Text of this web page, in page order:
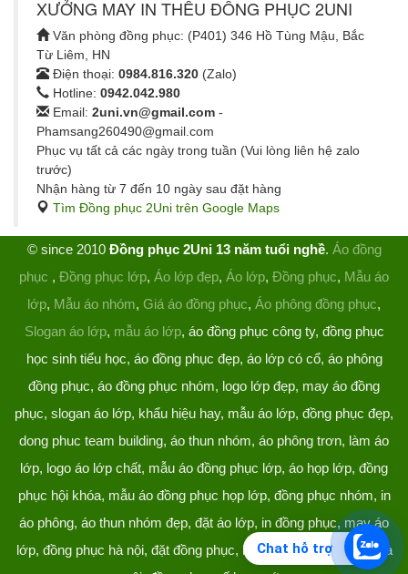
Chat hỗ trợ
XƯỞNG MAY IN THÊU ĐỒNG PHỤC 2UNI
Văn phòng đồng phục: (P401) 346 Hồ Tùng Mậu, Bắc
Từ Liêm, HN
Điện thoại: 0984.816.320 (Zalo)
Hotline: 0942.042.980
Email: 2uni.vn@gmail.com -
Phamsang260490@gmail.com
Phục vụ tất cả các ngày trong tuần (Vui lòng liên hệ zalo
trước)
Nhận hàng từ 7 đến 10 ngày sau đặt hàng
Tìm Đồng phục 2Uni trên Google Maps
© since 2010 Đồng phục 2Uni 13 năm tuổi nghề. Áo đồng
phục , Đồng phục lớp, Áo lớp đẹp, Áo lớp, Đồng phục, Mẫu áo
lớp, Mẫu áo nhóm, Giá áo đồng phục, Áo phông đồng phục,
Slogan áo lớp, mẫu áo lớp, áo đồng phục công ty, đồng phục
học sinh tiểu học, áo đồng phục đẹp, áo lớp có cổ, áo phông
đồng phục, áo đồng phục nhóm, logo lớp đẹp, may áo đồng
phục, slogan áo lớp, khẩu hiệu hay, mẫu áo lớp, đồng phục đẹp,
dong phuc team building, áo thun nhóm, áo phông trơn, làm áo
lớp, logo áo lớp chất, mẫu áo đồng phục lớp, áo họp lớp, đồng
phục hội khóa, mẫu áo đồng phục họp lớp, đồng phục nhóm, in
áo phông, áo thun nhóm đẹp, đặt áo lớp, in đồng phục, may áo
lớp, đồng phục hà nội, đặt đồng phục, làm đồng phục, áo lớp hà